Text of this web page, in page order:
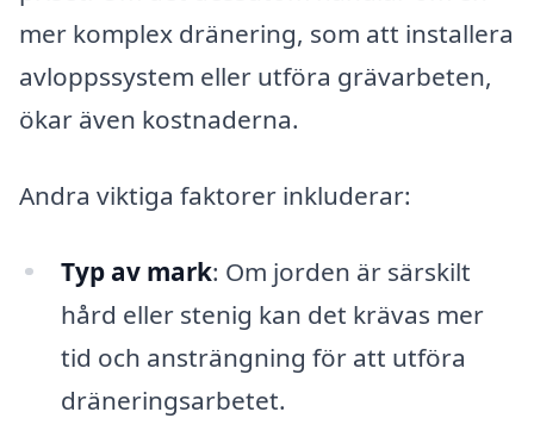
mer komplex dränering, som att installera
avloppssystem eller utföra grävarbeten,
ökar även kostnaderna.
Andra viktiga faktorer inkluderar:
Typ av mark: Om jorden är särskilt
hård eller stenig kan det krävas mer
tid och ansträngning för att utföra
dräneringsarbetet.